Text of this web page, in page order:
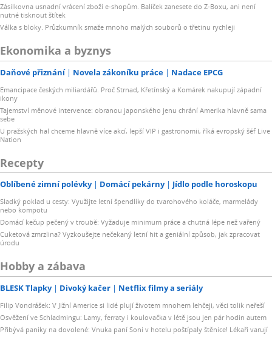
Zásilkovna usnadní vrácení zboží e-shopům. Balíček zanesete do Z-Boxu, ani není
nutné tisknout štítek
Válka s bloky. Průzkumník smaže mnoho malých souborů o třetinu rychleji
Ekonomika a byznys
Daňové přiznání Novela zákoníku práce Nadace EPCG
Emancipace českých miliardářů. Proč Strnad, Křetínský a Komárek nakupují západní
ikony
Tajemství měnové intervence: obranou japonského jenu chrání Amerika hlavně sama
sebe
U pražských hal chceme hlavně více akcí, lepší VIP i gastronomii, říká evropský šéf Live
Nation
Recepty
Oblíbené zimní polévky Domácí pekárny Jídlo podle horoskopu
Sladký poklad u cesty: Využijte letní špendlíky do tvarohového koláče, marmelády
nebo kompotu
Domácí kečup pečený v troubě: Vyžaduje minimum práce a chutná lépe než vařený
Cuketová zmrzlina? Vyzkoušejte nečekaný letní hit a geniální způsob, jak zpracovat
úrodu
Hobby a zábava
BLESK Tlapky Divoký kačer Netflix filmy a seriály
Filip Vondrášek: V Jižní Americe si lidé plují životem mnohem lehčeji, věci tolik neřeší
Osvěžení ve Schladmingu: Lamy, ferraty i koulovačka v létě jsou jen pár hodin autem
Přibývá paniky na dovolené: Vnuka paní Soni v hotelu poštípaly štěnice! Lékaři varují